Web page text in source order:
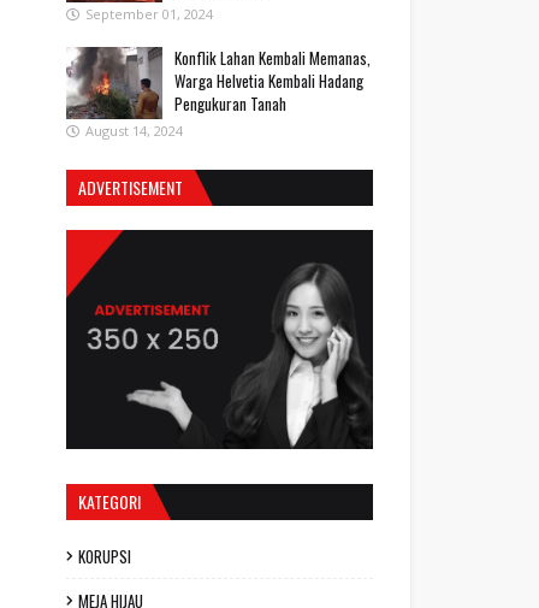
September 01, 2024
Konflik Lahan Kembali Memanas,
Warga Helvetia Kembali Hadang
Pengukuran Tanah
August 14, 2024
ADVERTISEMENT
KATEGORI
KORUPSI
MEJA HIJAU